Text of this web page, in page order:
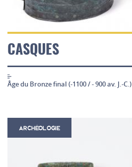
CASQUES
Âge du Bronze final (-1100 / - 900 av. J.-C.)
ARCHÉOLOGIE